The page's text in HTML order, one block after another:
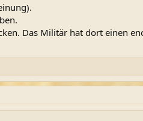
Das Militär hat dort einen